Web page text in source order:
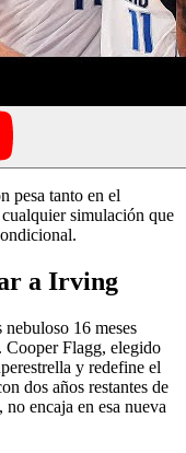
pesa tanto en el
simulación que
a Irving
nebuloso 16 meses
Cooper Flagg, elegido
y redefine el
dos años restantes de
encaja en esa nueva